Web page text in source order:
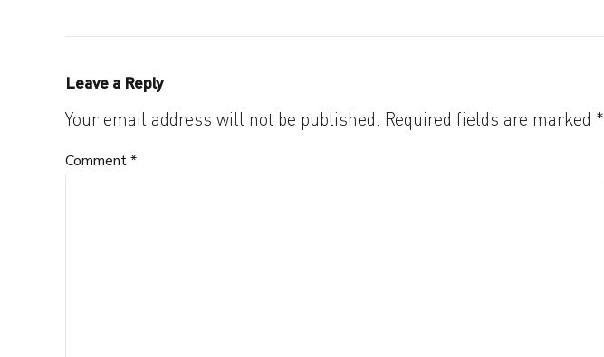
Leave a Reply
Your email address will not be published. Required fields are marked *
Comment*